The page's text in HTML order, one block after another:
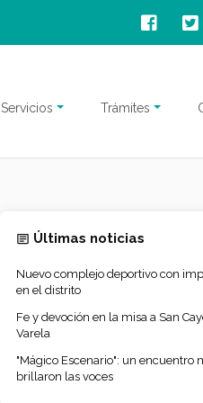
Servicios Trámites
Últimas noticias
Nuevo complejo deportivo con
en el distrito
Fe y devoción en la misa a San
Varela
"Mágico Escenario": un encuentro
brillaron las voces